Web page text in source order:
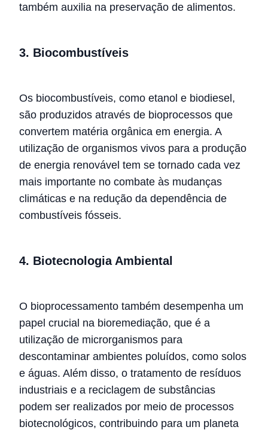
também auxilia na preservação de alimentos.
3. Biocombustíveis
Os biocombustíveis, como etanol e biodiesel,
são produzidos através de bioprocessos que
convertem matéria orgânica em energia. A
utilização de organismos vivos para a produção
de energia renovável tem se tornado cada vez
mais importante no combate às mudanças
climáticas e na redução da dependência de
combustíveis fósseis.
4. Biotecnologia Ambiental
O bioprocessamento também desempenha um
papel crucial na bioremediação, que é a
utilização de microrganismos para
descontaminar ambientes poluídos, como solos
e águas. Além disso, o tratamento de resíduos
industriais e a reciclagem de substâncias
podem ser realizados por meio de processos
biotecnológicos, contribuindo para um planeta